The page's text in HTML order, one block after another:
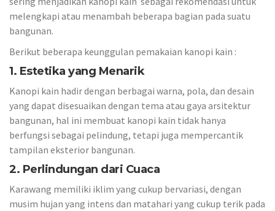
melengkapi atau menambah beberapa bagian pada suatu
bangunan.
Berikut beberapa keunggulan pemakaian kanopi kain :
1. Estetika yang Menarik
Kanopi kain hadir dengan berbagai warna, pola, dan desain
yang dapat disesuaikan dengan tema atau gaya arsitektur
bangunan, hal ini membuat kanopi kain tidak hanya
berfungsi sebagai pelindung, tetapi juga mempercantik
tampilan eksterior bangunan.
2. Perlindungan dari Cuaca
Karawang memiliki iklim yang cukup bervariasi, dengan
musim hujan yang intens dan matahari yang cukup terik pada